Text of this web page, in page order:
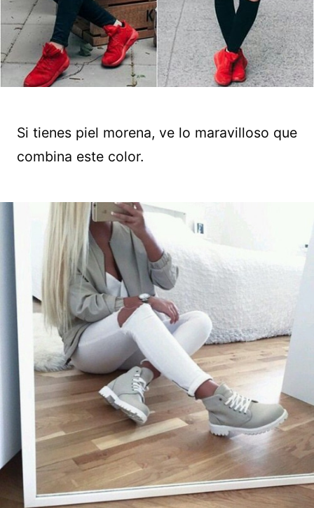
Si tienes piel morena, ve lo maravilloso que
combina este color.